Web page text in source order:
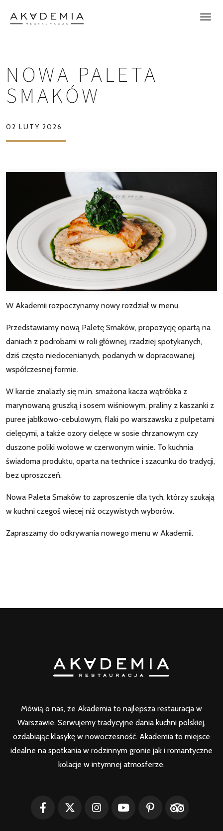
NOWA PALETA
SMAKÓW
02 LUTY 2026
W Akademii rozpoczynamy nowy rozdział w menu.
Przedstawiamy nową Paletę Smaków, propozycję opartą na
daniach z podrobami w roli głównej, rzadziej spotykanych,
dziś często niedocenianych, podanych w dopracowanej,
współczesnej formie.
W karcie znalazły się m.in. smażona kacza wątróbka z
marynowaną gruszką i sosem wiśniowym, praliny z kaszanki z
puree jabłkowo-cebulowym, flaki po warszawsku z pulpetami
cielęcymi, a także ozory cielęce w sosie chrzanowym czy
duszone poliki wołowe w czerwonym winie. To kuchnia
świadoma produktu, oparta na technice i szacunku do tradycji,
bez uproszczeń.
Nowa Paleta Smaków to zaproszenie dla tych, którzy szukają
w kuchni czegoś więcej niż oczywistych wyborów.
Zapraszamy do odkrywania nowego menu w Akademii.
Mówią o nas, że Akademia to najlepsza restauracja w
Warszawie. Serwujemy tradycyjne dania kuchni polskiej,
ozdabiając klasykę w nowoczesność. Akademia to miejsce
idealne na spotkania w rodzinnym gronie jak i romantyczne
kolacje w intymnej atmosferze.